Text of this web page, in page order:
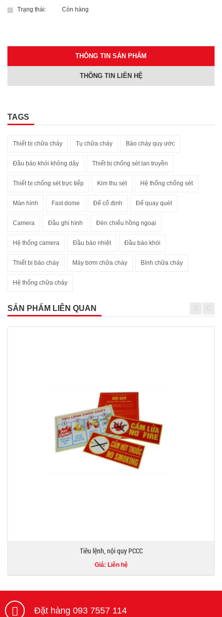
Trạng thái:
Còn hàng
THÔNG TIN SẢN PHẨM
THÔNG TIN LIÊN HỆ
TAGS
Thiết bị chữa cháy Tụ chữa cháy Báo cháy quy ước
Đầu báo khói không dây Thiết bị chống sét lan truyền
Thiết bị chống sét trực tiếp Kim thu sét Hệ thống chống sét
Màn hình Fast dome Đế cố định Đế quay quét
Camera Đầu ghi hình Đèn chiếu hồng ngoại
Hệ thống camera Đầu báo nhiệt Đầu báo khói
Thiết bị báo cháy Máy bơm chữa cháy Bình chữa cháy
Hệ thống chữa cháy
SẢN PHẨM LIÊN QUAN
Tiêu lệnh, nội quy PCCC
Giá: Liên hệ
Đặt hàng 093 7557 114